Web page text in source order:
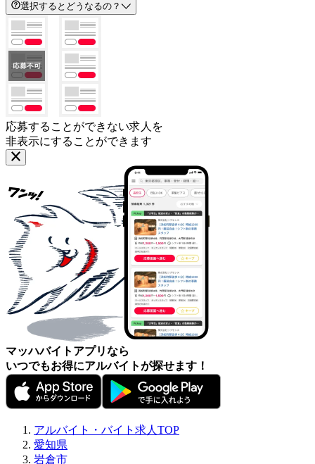
選択するとどうなるの？
応募することができない求人を
非表示にすることができます
マッハバイトアプリなら
いつでもお得にアルバイトが探せます！
アルバイト・バイト求人TOP
愛知県
岩倉市